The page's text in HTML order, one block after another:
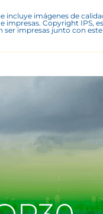
incluye imágenes de
impresas. Copyright IPS,
ser impresas junto con